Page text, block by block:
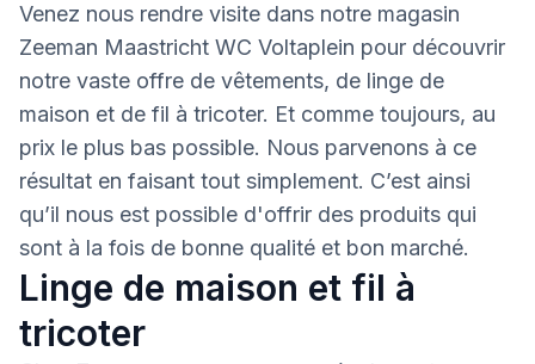
Venez nous rendre visite dans notre magasin
Zeeman Maastricht WC Voltaplein pour découvrir
notre vaste offre de vêtements, de linge de
maison et de fil à tricoter. Et comme toujours, au
prix le plus bas possible. Nous parvenons à ce
résultat en faisant tout simplement. C’est ainsi
qu’il nous est possible d'offrir des produits qui
sont à la fois de bonne qualité et bon marché.
Linge de maison et fil à
tricoter